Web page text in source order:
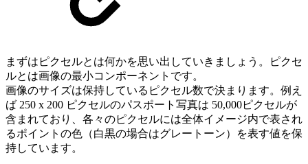
まずはピクセルとは何かを思い出していきましょう。ピクセ
ルとは画像の最小コンポーネントです。
画像のサイズは保持しているピクセル数で決まります。例え
ば 250 x 200 ピクセルのパスポート写真は 50,000ピクセルが
含まれており、各々のピクセルには全体イメージ内で表され
るポイントの色（白黒の場合はグレートーン）を表す値を保
持しています。